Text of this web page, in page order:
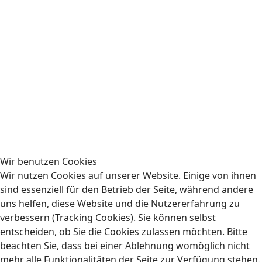
Wir benutzen Cookies
Wir nutzen Cookies auf unserer Website. Einige von ihnen
sind essenziell für den Betrieb der Seite, während andere
uns helfen, diese Website und die Nutzererfahrung zu
verbessern (Tracking Cookies). Sie können selbst
entscheiden, ob Sie die Cookies zulassen möchten. Bitte
beachten Sie, dass bei einer Ablehnung womöglich nicht